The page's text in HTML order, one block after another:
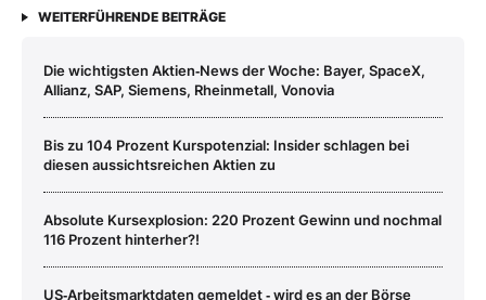
WEITERFÜHRENDE BEITRÄGE
Die wichtigsten Aktien‑News der Woche: Bayer, SpaceX,
Allianz, SAP, Siemens, Rheinmetall, Vonovia
Bis zu 104 Prozent Kurspotenzial: Insider schlagen bei
diesen aussichtsreichen Aktien zu
Absolute Kursexplosion: 220 Prozent Gewinn und nochmal
116 Prozent hinterher?!
US‑Arbeitsmarktdaten gemeldet ‑ wird es an der Börse